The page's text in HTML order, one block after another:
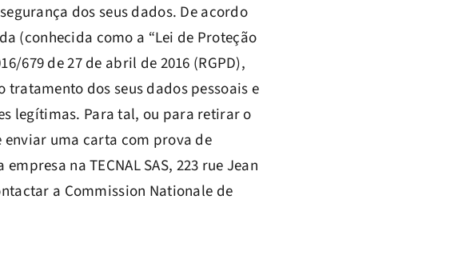
dos seus dados. De acordo
(conhecida como a “Lei de Proteção
679 de 27 de abril de 2016 (RGPD),
dos seus dados pessoais e
legítimas. Para tal, ou para retirar o
uma carta com prova de
na TECNAL SAS, 223 rue Jean
a Commission Nationale de